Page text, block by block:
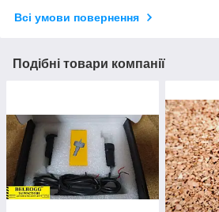
Всі умови повернення
Подібні товари компанії